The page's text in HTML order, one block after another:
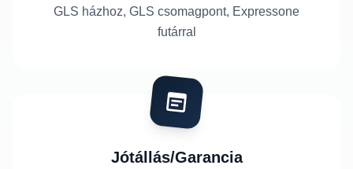
GLS házhoz, GLS csomagpont, Expressone
futárral
Jótállás/Garancia